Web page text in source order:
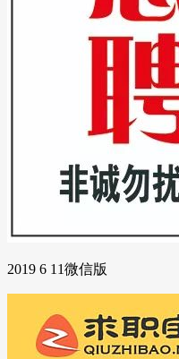
2019 6 11微信版